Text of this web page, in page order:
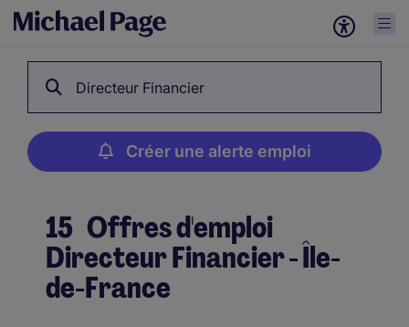
Directeur Financier
Créer une alerte emploi
15 Offres d'emploi
Directeur Financier - Île-
de-France